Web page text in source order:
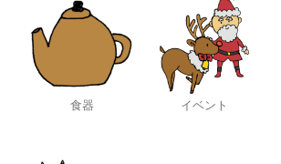
食器 イベント